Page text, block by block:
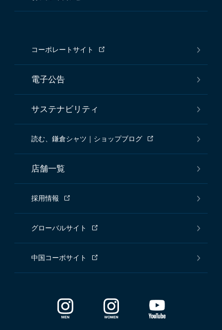
コーポレートサイト
電子公告
サステナビリティ
読む、鎌倉シャツ｜ショップブログ
店舗一覧
採用情報
グローバルサイト
中国コーポサイト